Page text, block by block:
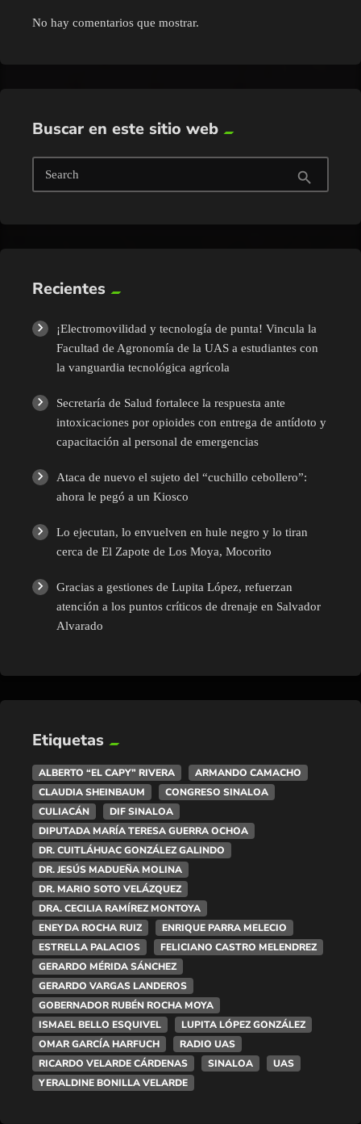
No hay comentarios que mostrar.
Buscar en este sitio web
Search search
Recientes
¡Electromovilidad y tecnología de punta! Vincula la
Facultad de Agronomía de la UAS a estudiantes con
la vanguardia tecnológica agrícola
Secretaría de Salud fortalece la respuesta ante
intoxicaciones por opioides con entrega de antídoto y
capacitación al personal de emergencias
Ataca de nuevo el sujeto del “cuchillo cebollero”:
ahora le pegó a un Kiosco
Lo ejecutan, lo envuelven en hule negro y lo tiran
cerca de El Zapote de Los Moya, Mocorito
Gracias a gestiones de Lupita López, refuerzan
atención a los puntos críticos de drenaje en Salvador
Alvarado
Etiquetas
ALBERTO “EL CAPY” RIVERA
ARMANDO CAMACHO
CLAUDIA SHEINBAUM
CONGRESO SINALOA
CULIACÁN
DIF SINALOA
DIPUTADA MARÍA TERESA GUERRA OCHOA
DR. CUITLÁHUAC GONZÁLEZ GALINDO
DR. JESÚS MADUEÑA MOLINA
DR. MARIO SOTO VELÁZQUEZ
DRA. CECILIA RAMÍREZ MONTOYA
ENEYDA ROCHA RUIZ
ENRIQUE PARRA MELECIO
ESTRELLA PALACIOS
FELICIANO CASTRO MELENDREZ
GERARDO MÉRIDA SÁNCHEZ
GERARDO VARGAS LANDEROS
GOBERNADOR RUBÉN ROCHA MOYA
ISMAEL BELLO ESQUIVEL
LUPITA LÓPEZ GONZÁLEZ
OMAR GARCÍA HARFUCH
RADIO UAS
RICARDO VELARDE CÁRDENAS
SINALOA
UAS
YERALDINE BONILLA VELARDE